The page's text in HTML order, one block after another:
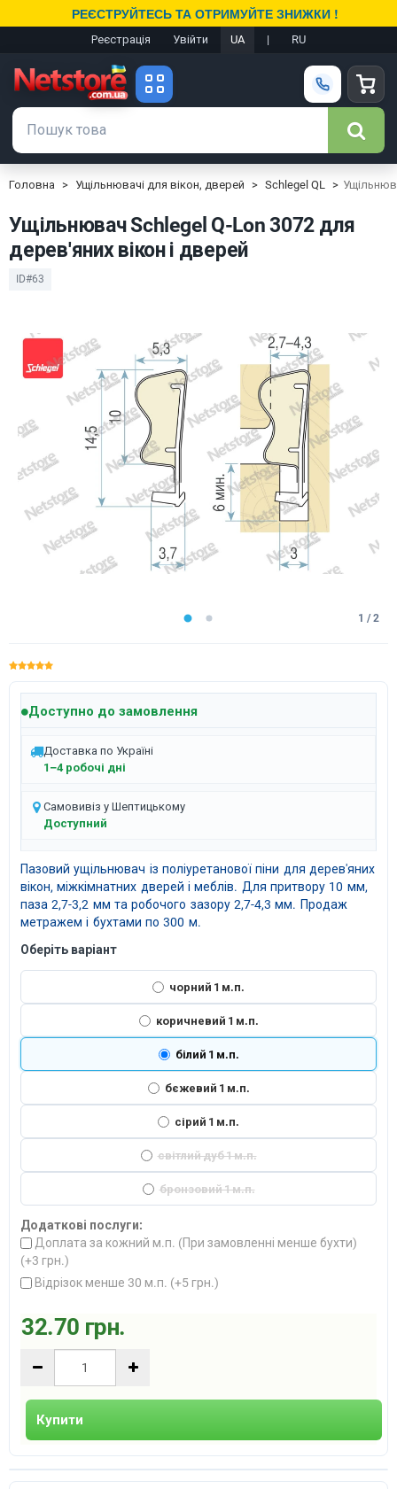
РЕЄСТРУЙТЕСЬ ТА ОТРИМУЙТЕ ЗНИЖКИ !
Реєстрація Увійти UA | RU
Головна Ущільнювачі для вікон, дверей Schlegel QL
Ущільнювач Schlegel Q-Lon 3072 для
дерев'яних вікон і дверей
ID#63
1 / 2
Доступно до замовлення
Доставка по Україні
1–4 робочі дні
Самовивіз у Шептицькому
Доступний
Пазовий ущільнювач із поліуретанової піни для дерев'яних
вікон, міжкімнатних дверей і меблів. Для притвору 10 мм,
паза 2,7-3,2 мм та робочого зазору 2,7-4,3 мм. Продаж
метражем і бухтами по 300 м.
Оберіть варіант
чорний 1 м.п.
коричневий 1 м.п.
білий 1 м.п.
бєжевий 1 м.п.
сірий 1 м.п.
світлий дуб 1 м.п.
бронзовий 1 м.п.
Додаткові послуги:
Доплата за кожний м.п. (При замовленні менше бухти)
(+3 грн.)
Відрізок менше 30 м.п. (+5 грн.)
32.70 грн.
Купити